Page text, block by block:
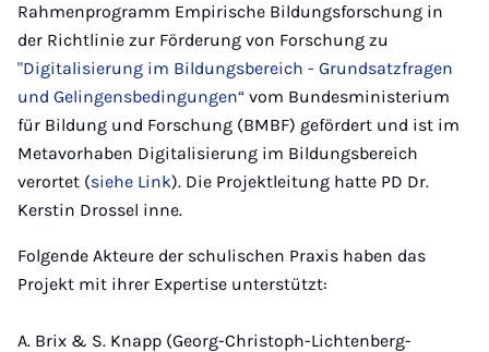
Rahmenprogramm Empirische Bildungsforschung in
der Richtlinie zur Förderung von Forschung zu
"Digitalisierung im Bildungsbereich - Grundsatzfragen
und Gelingensbedingungen“ vom Bundesministerium
für Bildung und Forschung (BMBF) gefördert und ist im
Metavorhaben Digitalisierung im Bildungsbereich
verortet (siehe Link). Die Projektleitung hatte PD Dr.
Kerstin Drossel inne.
Folgende Akteure der schulischen Praxis haben das
Projekt mit ihrer Expertise unterstützt:
A. Brix & S. Knapp (Georg-Christoph-Lichtenberg-